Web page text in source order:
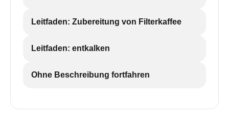
Leitfaden: Zubereitung von Filterkaffee
Leitfaden: entkalken
Ohne Beschreibung fortfahren